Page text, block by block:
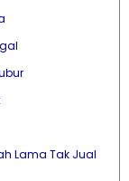
Lama Tak Jual